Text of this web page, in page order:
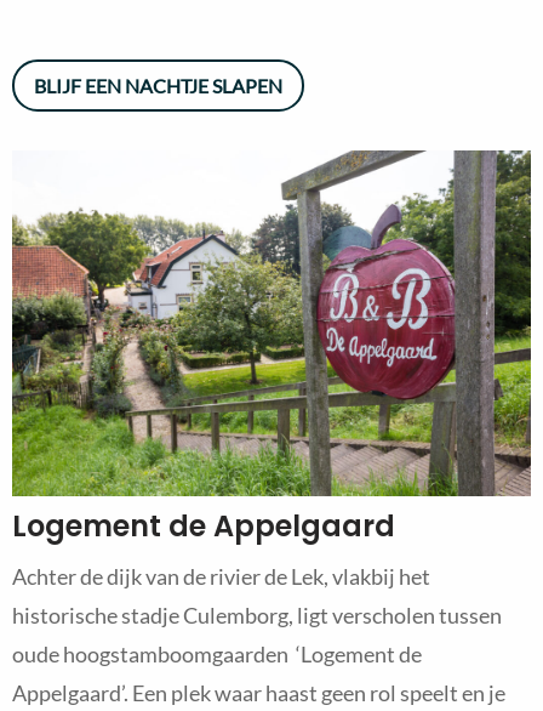
BLIJF EEN NACHTJE SLAPEN
Logement de Appelgaard
Achter de dijk van de rivier de Lek, vlakbij het
historische stadje Culemborg, ligt verscholen tussen
oude hoogstamboomgaarden ‘Logement de
Appelgaard’. Een plek waar haast geen rol speelt en je